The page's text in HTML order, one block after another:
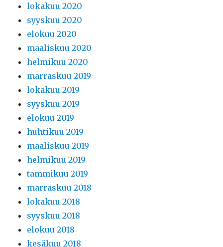
lokakuu 2020
syyskuu 2020
elokuu 2020
maaliskuu 2020
helmikuu 2020
marraskuu 2019
lokakuu 2019
syyskuu 2019
elokuu 2019
huhtikuu 2019
maaliskuu 2019
helmikuu 2019
tammikuu 2019
marraskuu 2018
lokakuu 2018
syyskuu 2018
elokuu 2018
kesäkuu 2018